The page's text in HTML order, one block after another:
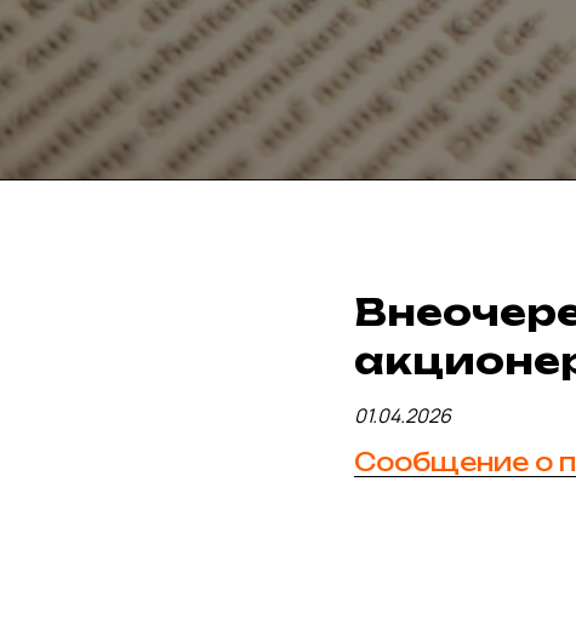
01.04.2026
Сообщение о